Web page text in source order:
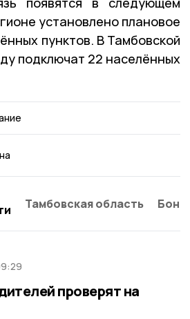
установлено плановое
пунктов. В Тамбовской
подключат 22 населённых
Тамбовская область
проверят на